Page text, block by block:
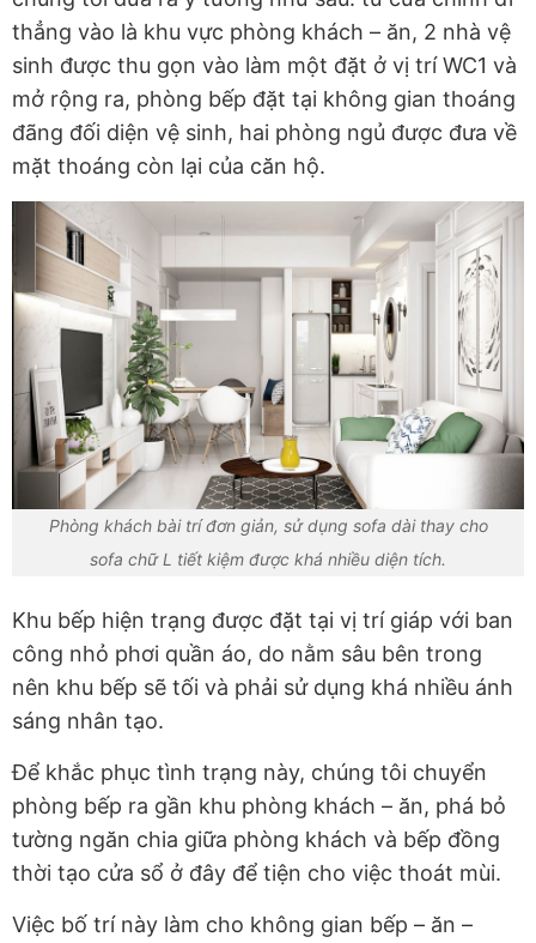
thẳng vào là khu vực phòng khách – ăn, 2 nhà vệ
sinh được thu gọn vào làm một đặt ở vị trí WC1 và
mở rộng ra, phòng bếp đặt tại không gian thoáng
đãng đối diện vệ sinh, hai phòng ngủ được đưa về
mặt thoáng còn lại của căn hộ.
Phòng khách bài trí đơn giản, sử dụng sofa dài thay cho
sofa chữ L tiết kiệm được khá nhiều diện tích.
Khu bếp hiện trạng được đặt tại vị trí giáp với ban
công nhỏ phơi quần áo, do nằm sâu bên trong
nên khu bếp sẽ tối và phải sử dụng khá nhiều ánh
sáng nhân tạo.
Để khắc phục tình trạng này, chúng tôi chuyển
phòng bếp ra gần khu phòng khách – ăn, phá bỏ
tường ngăn chia giữa phòng khách và bếp đồng
thời tạo cửa sổ ở đây để tiện cho việc thoát mùi.
Việc bố trí này làm cho không gian bếp – ăn –